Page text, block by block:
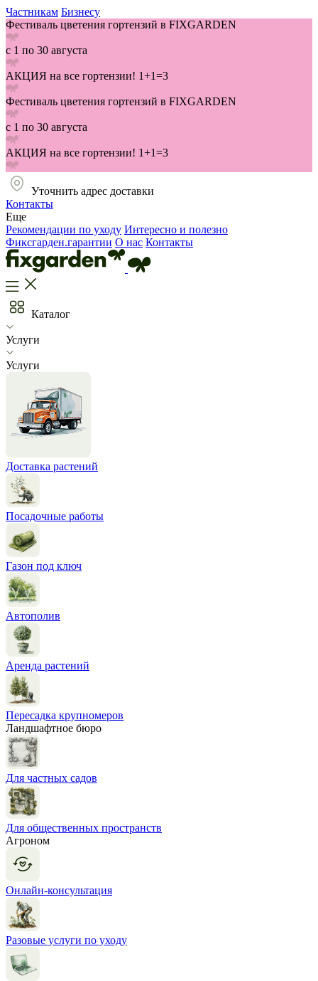
Частникам Бизнесу
Фестиваль цветения гортензий в FIXGARDEN
с 1 по 30 августа
АКЦИЯ на все гортензии! 1+1=3
Фестиваль цветения гортензий в FIXGARDEN
с 1 по 30 августа
АКЦИЯ на все гортензии! 1+1=3
Уточнить адрес доставки
Контакты
Еще
Рекомендации по уходу Интересно и полезно
Фиксгарден.гарантии О нас Контакты
Каталог
Услуги
Услуги
Доставка растений
Посадочные работы
Газон под ключ
Автополив
Аренда растений
Пересадка крупномеров
Ландшафтное бюро
Для частных садов
Для общественных пространств
Агроном
Онлайн-консультация
Разовые услуги по уходу